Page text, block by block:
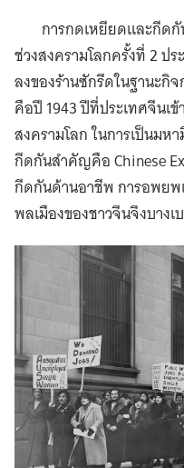
การกดเหยียดและกีด
ช่วงสงครามโลกครั้งที่ 2 ป
ลงของร้านซักรีดในฐานะ
คือปี 1943 ปีที่ประเทศจีนเ
สงครามโลก ในการเป็นม
กีดกันสำคัญคือ Chinese
กีดกันด้านอาชีพ การอพยพ
พลเมืองของชาวจีนจึงบางเ